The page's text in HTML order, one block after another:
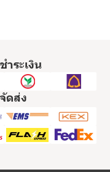
ำระเงิน
ดส่ง